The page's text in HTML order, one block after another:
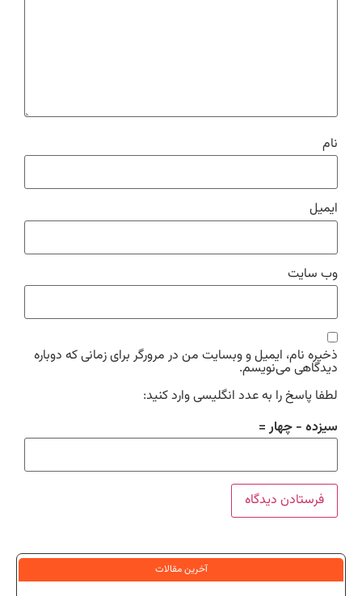
نام
ایمیل
وب‌ سایت
ذخیره نام، ایمیل و وبسایت من در مرورگر برای زمانی که دوباره
دیدگاهی می‌نویسم.
لطفا پاسخ را به عدد انگلیسی وارد کنید:
سیزده − چهار =
آخرین مقالات